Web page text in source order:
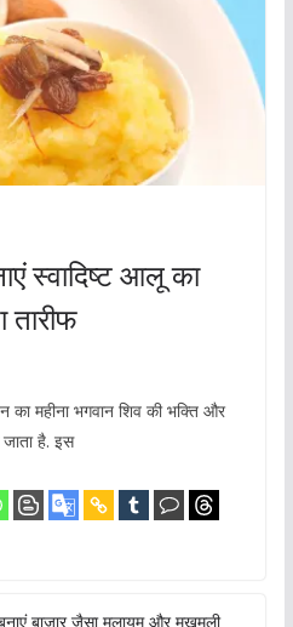
स्वादिष्ट आलू का
तारीफ
महीना भगवान शिव की भक्ति और
है. इस
बाजार जैसा मुलायम और मखमली